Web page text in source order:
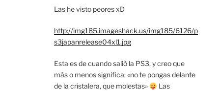
Las he visto peores xD
http://img185.imageshack.us/img185/6126/p
s3japanrelease04xl1.jpg
Esta es de cuando salió la PS3, y creo que
más o menos significa: «no te pongas delante
de la cristalera, que molestas»
Las